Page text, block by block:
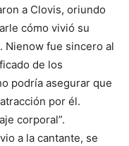
a Clovis, oriundo
cómo vivió su
Nienow fue sincero al
de los
podría asegurar que
por él.
corporal”.
a la cantante, se